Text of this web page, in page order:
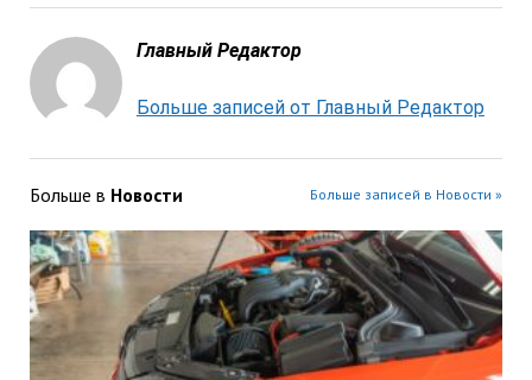
Главный Редактор
Больше записей от Главный Редактор
Больше в Новости Больше записей в Новости »